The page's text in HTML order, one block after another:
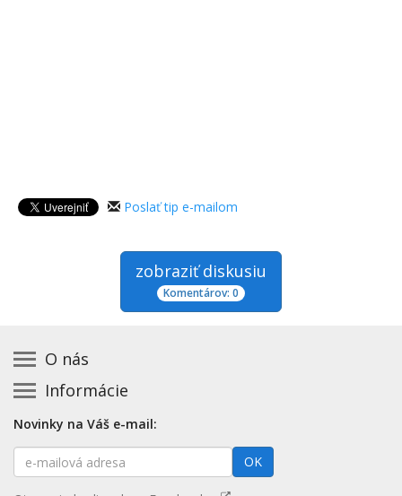
Poslať tip e-mailom
zobraziť diskusiu
Komentárov: 0
O nás
Kontakt na prevádzkovateľa
Zásady používania cookies
Prehlásenie o prístupnosti
Mapa stránok
Informácie
Základná registrácia otváracích hodín zadarmo
Platené služby
Nenašli ste otváracie hodiny? Pošlite nám tip
Novinky na Váš e-mail:
E-
mailová
OK